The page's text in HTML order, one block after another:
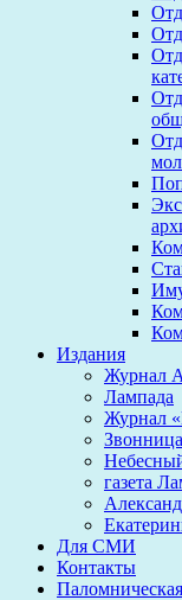
Издания
Журнал
Лампада
Журнал
Звонница
газета
Для СМИ
Контакты